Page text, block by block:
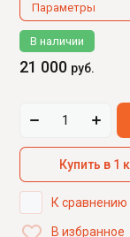
Параметры
В наличии
21 000 руб.
Купить в 1
К сравнению
В избранное